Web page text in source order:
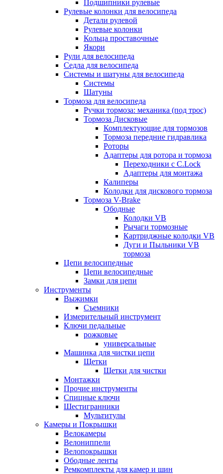
Подшипники рулевые
Рулевые колонки для велосипеда
Детали рулевой
Рулевые колонки
Кольца проставочные
Якори
Рули для велосипеда
Седла для велосипеда
Системы и шатуны для велосипеда
Системы
Шатуны
Тормоза для велосипеда
Ручки тормоза: механика (под трос)
Тормоза Дисковые
Комплектующие для тормозов
Тормоза передние гидравлика
Роторы
Адаптеры для ротора и тормоза
Переходники с C.Lock
Адаптеры для монтажа
Калиперы
Колодки для дискового тормоза
Тормоза V-Brake
Ободные
Колодки VB
Рычаги тормозные
Картриджные колодки VB
Дуги и Пыльники VB
тормоза
Цепи велосипедные
Цепи велосипедные
Замки для цепи
Инструменты
Выжимки
Съемники
Измерительный инструмент
Ключи педальные
рожковые
универсальные
Машинка для чистки цепи
Щетки
Щетки для чистки
Монтажки
Прочие инструменты
Спицные ключи
Шестигранники
Мультитулы
Камеры и Покрышки
Велокамеры
Велониппели
Велопокрышки
Ободные ленты
Ремкомплекты для камер и шин